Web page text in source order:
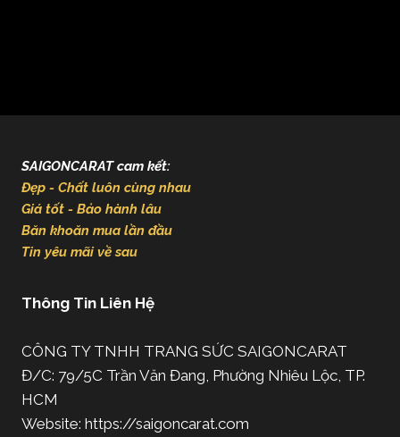
SAIGONCARAT cam kết:
Đẹp - Chất luôn cùng nhau
Giá tốt - Bảo hành lâu
Băn khoăn mua lần đầu
Tin yêu mãi về sau
Thông Tin Liên Hệ
CÔNG TY TNHH TRANG SỨC SAIGONCARAT
Đ/C: 79/5C Trần Văn Đang, Phường Nhiêu Lộc, TP.
HCM
Website: https://saigoncarat.com